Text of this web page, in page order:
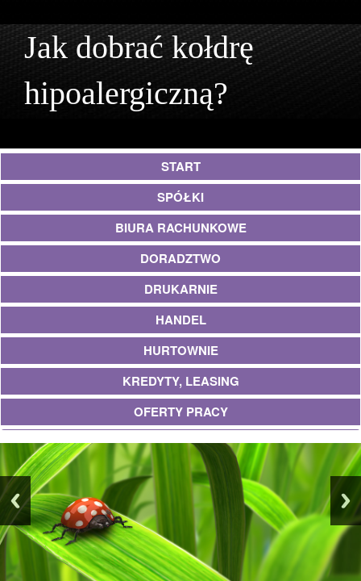
Jak dobrać kołdrę
hipoalergiczną?
START
SPÓŁKI
BIURA RACHUNKOWE
DORADZTWO
DRUKARNIE
HANDEL
HURTOWNIE
KREDYTY, LEASING
OFERTY PRACY
UBEZPIECZENIA
EKOLOGIA
BANKI, PRZELEWY, WALUTY, KANTORY
WYKOŃCZENIA
PROJEKTOWANIE